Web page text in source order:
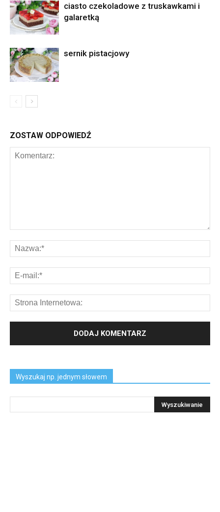
ciasto czekoladowe z truskawkami i
galaretką
sernik pistacjowy
ZOSTAW ODPOWIEDŹ
Wyszukaj np. jednym słowem